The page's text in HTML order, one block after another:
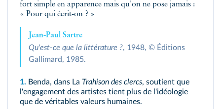
fort simple en apparence mais qu'on ne pose jamais :
« Pour qui écrit-on ? »
Jean-Paul Sartre
Qu'est-ce que la littérature ?, 1948, © Éditions
Gallimard, 1985.
1. Benda, dans La Trahison des clercs, soutient que
l'engagement des artistes tient plus de l'idéologie
que de véritables valeurs humaines.